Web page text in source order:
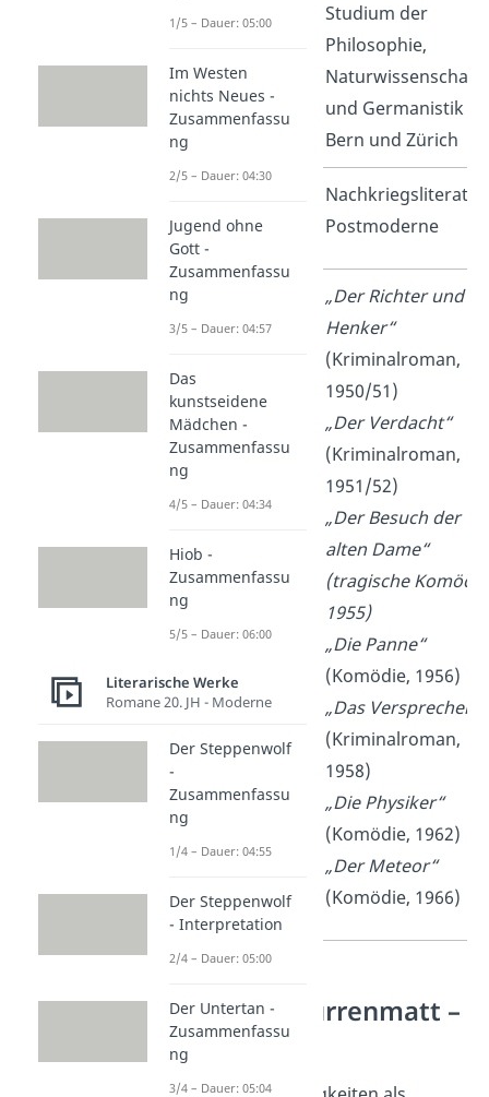
Ausbildung
Studium der
Philosophie,
und Germanistik in
Bern und Zürich
Nachkriegsliteratur
Postmoderne
Bekannteste
Werke
„Der Richter und
Henker“
(Kriminalroman,
1950/51)
„Der Verdacht“
(Kriminalroman,
1951/52)
„Der Besuch der
alten Dame“
(tragische
1955)
„Die Panne“
(Komödie, 1956)
„Das Versprechen“
(Kriminalroman,
1958)
„Die Physiker“
(Komödie, 1962)
„Der Meteor“
(Komödie, 1966)
Friedrich Dürrenmatt –
Werke
1/5 – Dauer: 05:00
Im Westen
nichts Neues -
Zusammenfassu
ng
2/5 – Dauer: 04:30
Jugend ohne
Gott -
Zusammenfassu
ng
3/5 – Dauer: 04:57
Das
kunstseidene
Mädchen -
Zusammenfassu
ng
4/5 – Dauer: 04:34
Hiob -
Zusammenfassu
ng
5/5 – Dauer: 06:00
Literarische Werke
Romane 20. JH - Moderne
Der Steppenwolf
-
Zusammenfassu
ng
1/4 – Dauer: 04:55
Der Steppenwolf
- Interpretation
2/4 – Dauer: 05:00
Der Untertan -
Zusammenfassu
ng
3/4 – Dauer: 05:04